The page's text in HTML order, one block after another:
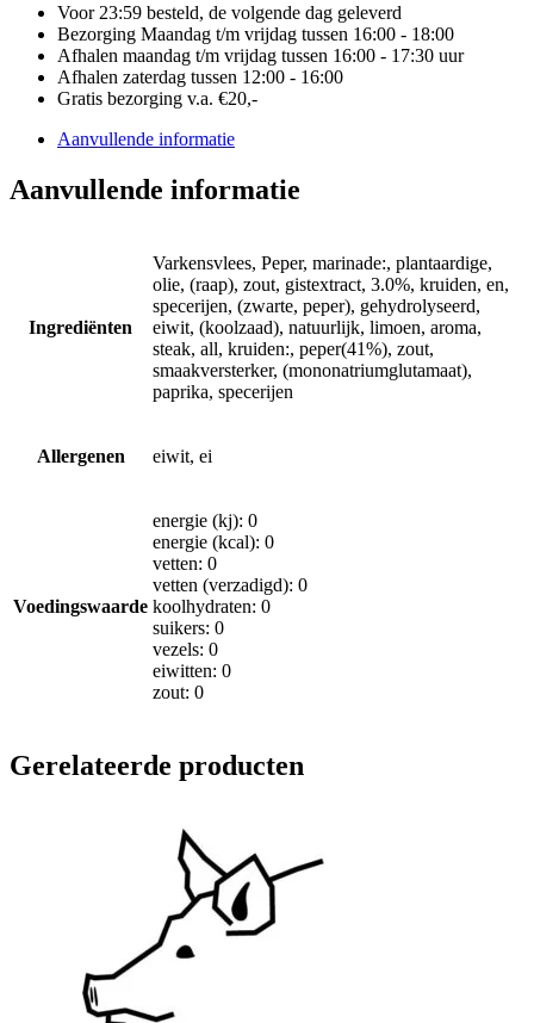
Voor 23:59 besteld, de volgende dag geleverd
Bezorging Maandag t/m vrijdag tussen 16:00 - 18:00
Afhalen maandag t/m vrijdag tussen 16:00 - 17:30 uur
Afhalen zaterdag tussen 12:00 - 16:00
Gratis bezorging v.a. €20,-
Aanvullende informatie
Aanvullende informatie
Ingrediënten
Varkensvlees, Peper, marinade:, plantaardige,
olie, (raap), zout, gistextract, 3.0%, kruiden, en,
specerijen, (zwarte, peper), gehydrolyseerd,
eiwit, (koolzaad), natuurlijk, limoen, aroma,
steak, all, kruiden:, peper(41%), zout,
smaakversterker, (mononatriumglutamaat),
paprika, specerijen
Allergenen eiwit, ei
Voedingswaarde
energie (kj): 0
energie (kcal): 0
vetten: 0
vetten (verzadigd): 0
koolhydraten: 0
suikers: 0
vezels: 0
eiwitten: 0
zout: 0
Gerelateerde producten